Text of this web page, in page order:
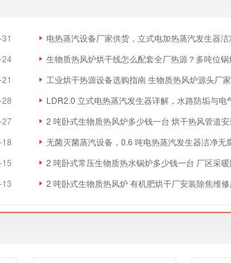
电热蒸汽设备厂家供货，立式电加热蒸汽发生器洁净供
24
生物质热风炉烘干线怎么配套全厂热源？多吨位锅炉改造
工业烘干热源设备选购指南 生物质热风炉源头厂家
LDR2.0 立式电热蒸汽发生器详解，水路防垢与电气绝
27
2 吨卧式生物质热风炉多少钱一台 烘干热风管道安装炉
无菌灭菌蒸汽设备，0.6 吨电热蒸汽发生器洁净无
2 吨卧式常压生物质热水锅炉多少钱一台 厂区采暖防
2 吨卧式生物质热风炉 有机肥烘干厂安装除焦维